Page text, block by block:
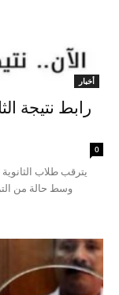
أخبار
0
وسط حالة من